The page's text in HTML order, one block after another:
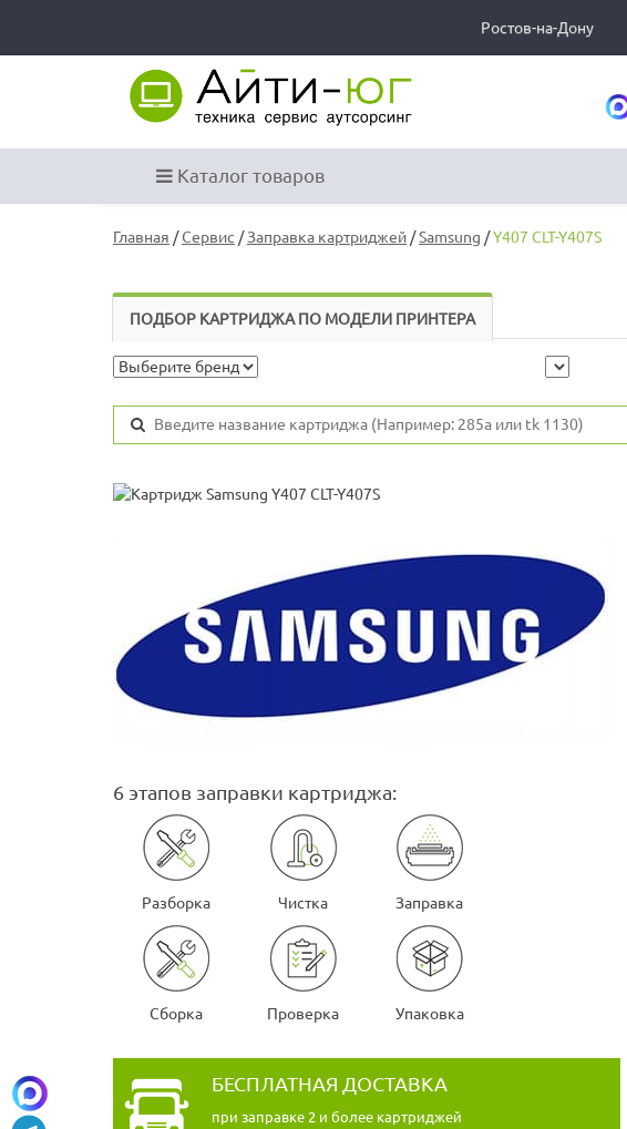
Ростов-на-Дону
Каталог товаров
Главная /Сервис /Заправка картриджей/Samsung /Y407 CLT-Y407S
ПОДБОР КАРТРИДЖА ПО МОДЕЛИ ПРИНТЕРА
6 этапов заправки картриджа:
Разборка Чистка Заправка
Сборка Проверка Упаковка
БЕСПЛАТНАЯ ДОСТАВКА
при заправке 2 и более картриджей